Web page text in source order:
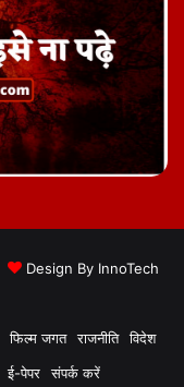
Design By InnoTech
फिल्म जगत राजनीति
विदेश
ई-पेपर संपर्क करें